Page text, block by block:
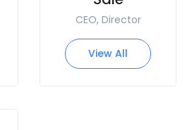
CEO, Director
View All